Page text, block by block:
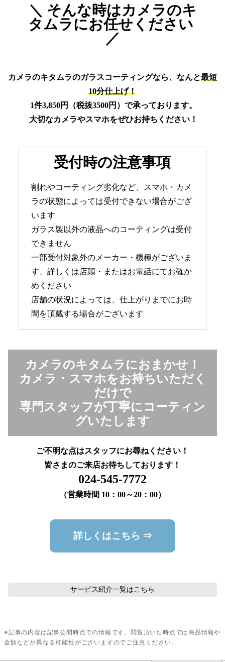
＼ そんな時はカメラのキ
タムラにお任せください
／
カメラのキタムラのガラスコーティングなら、なんと最短
10分仕上げ！
1件3,850円（税抜3500円）で承っております。
大切なカメラやスマホをぜひお持ちください！
受付時の注意事項
割れやコーティング劣化など、スマホ・カメ
ラの状態によっては受付できない場合がござ
います
ガラス製以外の液晶へのコーティングは受付
できません
一部受付対象外のメーカー・機種がございま
す、詳しくは店頭・またはお電話にてお確か
めください
店舗の状況によっては、仕上がりまでにお時
間を頂戴する場合がございます
カメラのキタムラにおまかせ！
カメラ・スマホをお持ちいただく
だけで
専門スタッフが丁寧にコーティン
グいたします
ご不明な点はスタッフにお尋ねください！
皆さまのご来店お待ちしております！
024-545-7772
（営業時間 10：00～20：00）
詳しくはこちら ⇒
サービス紹介一覧はこちら
※記事の内容は記事公開時点での情報です。閲覧頂いた時点では商品情報や
金額などが異なる可能性がございますのでご注意ください。